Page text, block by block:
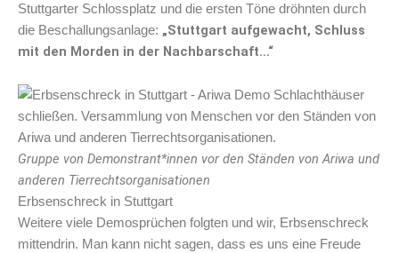
Stuttgarter Schlossplatz und die ersten Töne dröhnten durch
die Beschallungsanlage: „Stuttgart aufgewacht, Schluss
mit den Morden in der Nachbarschaft…“
Gruppe von Demonstrant*innen vor den Ständen von Ariwa und
anderen Tierrechtsorganisationen
Erbsenschreck in Stuttgart
Weitere viele Demosprüchen folgten und wir, Erbsenschreck
mittendrin. Man kann nicht sagen, dass es uns eine Freude